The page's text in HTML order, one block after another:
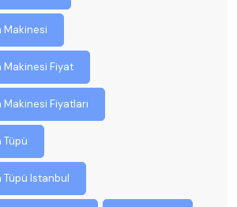
Makinesi
Makinesi Fiyat
Makinesi Fiyatları
Tüpü
Tüpü Istanbul